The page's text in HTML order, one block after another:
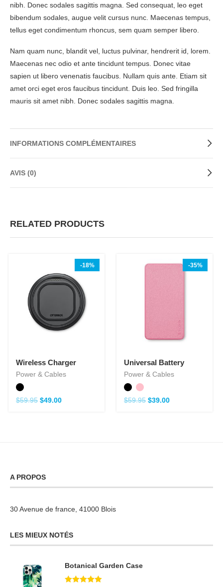
nibh. Donec sodales sagittis magna. Sed consequat, leo eget
bibendum sodales, augue velit cursus nunc. Maecenas tempus,
tellus eget condimentum rhoncus, sem quam semper libero.
Nam quam nunc, blandit vel, luctus pulvinar, hendrerit id, lorem.
Maecenas nec odio et ante tincidunt tempus. Donec vitae
sapien ut libero venenatis faucibus. Nullam quis ante. Etiam sit
amet orci eget eros faucibus tincidunt. Duis leo. Sed fringilla
mauris sit amet nibh. Donec sodales sagittis magna.
INFORMATIONS COMPLÉMENTAIRES
AVIS (0)
RELATED PRODUCTS
-18%
Wireless Charger
Power & Cables
$59.95 $49.00
-35%
Universal Battery
Power & Cables
$59.95 $39.00
A PROPOS
30 Avenue de france, 41000 Blois
LES MIEUX NOTÉS
Botanical Garden Case